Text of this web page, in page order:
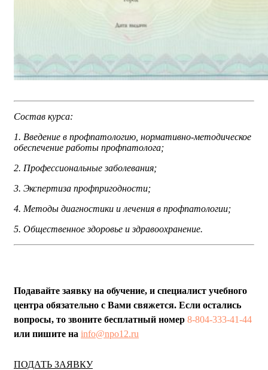
Состав курса:
1. Введение в профпатологию, нормативно-методическое
обеспечение работы профпатолога;
2. Профессиональные заболевания;
3. Экспертиза профпригодности;
4. Методы диагностики и лечения в профпатологии;
5. Общественное здоровье и здравоохранение.
Подавайте заявку на обучение, и специалист учебного
центра обязательно с Вами свяжется. Если остались
вопросы, то звоните бесплатный номер 8-804-333-41-44
или пишите на info@npo12.ru
ПОДАТЬ ЗАЯВКУ